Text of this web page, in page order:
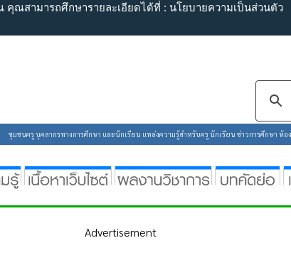
คุณสามารถศึกษารายละเอียดได้ที่ : นโยบายความเป็นส่วนตัว
ชุมชนครู บุคลากรทางการศึกษา และนักเรียน แหล่งความรู้สำหรับครู นักเรียน ข่าวการศึกษา
Advertisement